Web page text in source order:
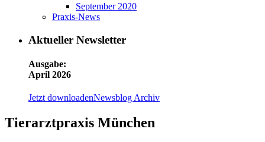
September 2020
Praxis-News
Aktueller Newsletter
Ausgabe:
April 2026
Jetzt downloadenNewsblog Archiv
Tierarztpraxis München